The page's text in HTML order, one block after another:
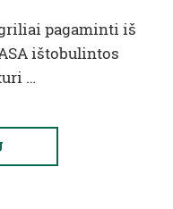
pagaminti iš
ištobulintos
…